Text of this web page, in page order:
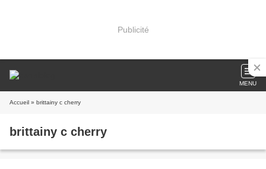
Publicité
MENU
Accueil » brittainy c cherry
brittainy c cherry